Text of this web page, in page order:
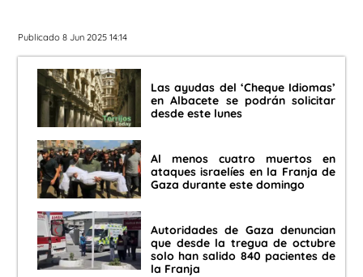
Publicado 8 Jun 2025 14:14
Las ayudas del ‘Cheque Idiomas’
en Albacete se podrán solicitar
desde este lunes
Al menos cuatro muertos en
ataques israelíes en la Franja de
Gaza durante este domingo
Autoridades de Gaza denuncian
que desde la tregua de octubre
solo han salido 840 pacientes de
la Franja